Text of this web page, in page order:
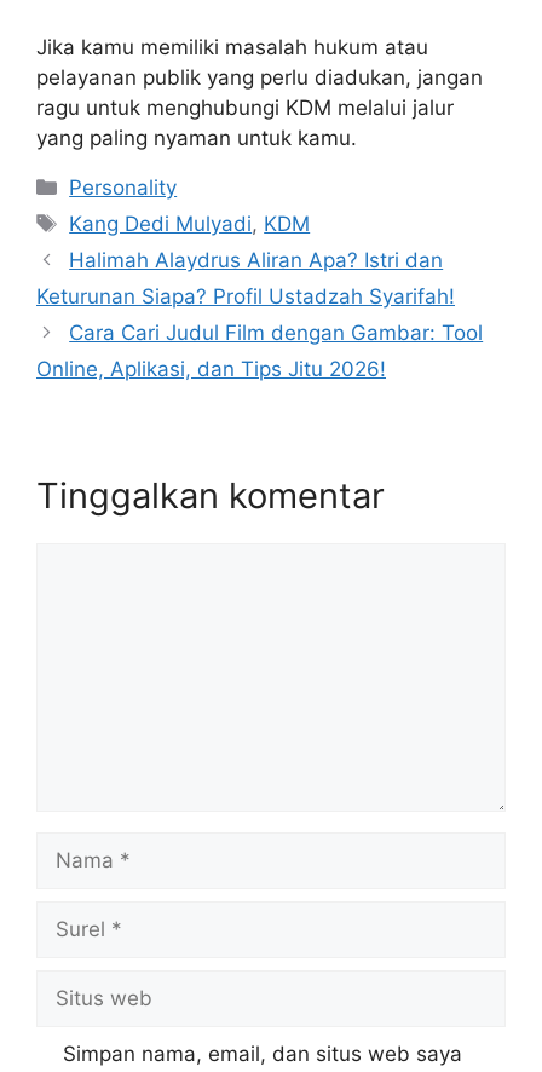
Jika kamu memiliki masalah hukum atau
pelayanan publik yang perlu diadukan, jangan
ragu untuk menghubungi KDM melalui jalur
yang paling nyaman untuk kamu.
Kategori
Personality
Tag
Kang Dedi Mulyadi, KDM
Halimah Alaydrus Aliran Apa? Istri dan
Keturunan Siapa? Profil Ustadzah Syarifah!
Cara Cari Judul Film dengan Gambar: Tool
Online, Aplikasi, dan Tips Jitu 2026!
Tinggalkan komentar
Nama
Surel
Situs
web
Simpan nama, email, dan situs web saya